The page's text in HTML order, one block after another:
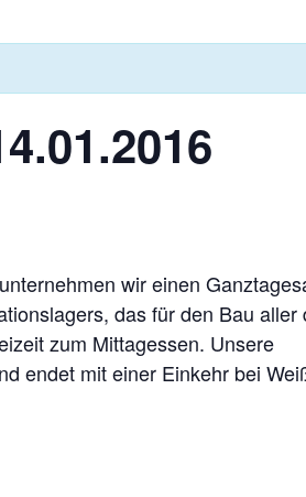
wir einen
das für den Bau aller
zum Mittagessen. Unsere
endet mit einer Einkehr bei